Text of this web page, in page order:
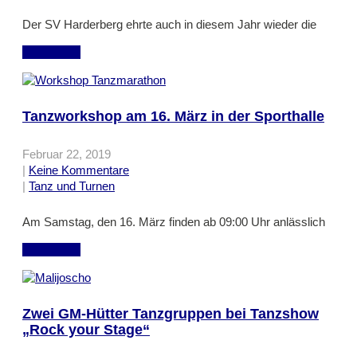
Der SV Harderberg ehrte auch in diesem Jahr wieder die
Tanzworkshop am 16. März in der Sporthalle
Februar 22, 2019
| Keine Kommentare
| Tanz und Turnen
Am Samstag, den 16. März finden ab 09:00 Uhr anlässlich
Zwei GM-Hütter Tanzgruppen bei Tanzshow
„Rock your Stage“